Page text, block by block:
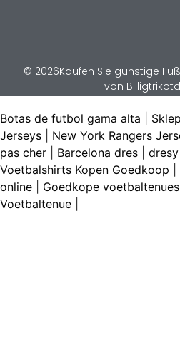
© 2026Kaufen Sie günstige
von
Botas de futbol gama alta
Jerseys
New York Rangers
pas cher
Barcelona dres
Voetbalshirts Kopen Goedkoop
online
Goedkope
Voetbaltenue